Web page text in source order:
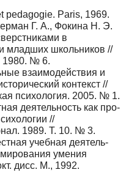
pedagogie. Paris, 1969.
Г. А., Фокина Н. Э.
в
младших школьников //
1980. № 6.
взаимодействия и
контекст //
психология. 2005. № 1.
деятельность как про­
//
1989. Т. 10. № 3.
учебная деятель­
умения
дисс. М., 1992.